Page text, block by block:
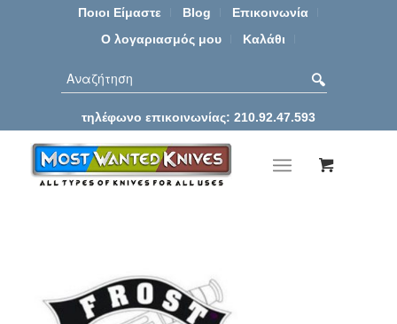
Ποιοι Είμαστε Blog
Επικοινωνία
Ο λογαριασμός μου
Καλάθι
τηλέφωνο επικοινωνίας: 210.92.47.593